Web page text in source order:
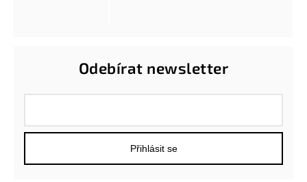
Odebírat newsletter
Přihlásit se